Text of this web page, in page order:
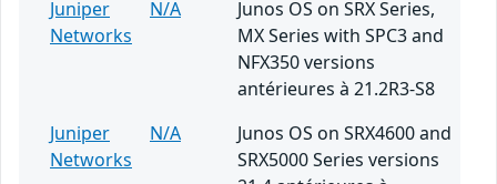
Juniper
Networks
N/A
Junos OS on SRX Series,
MX Series with SPC3 and
NFX350 versions
antérieures à 21.2R3-S8
Juniper
Networks
N/A
Junos OS on SRX4600 and
SRX5000 Series versions